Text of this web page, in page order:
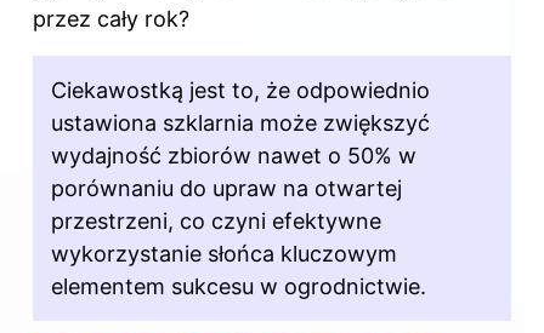
przez cały rok?
Ciekawostką jest to, że odpowiednio
ustawiona szklarnia może zwiększyć
wydajność zbiorów nawet o 50% w
porównaniu do upraw na otwartej
przestrzeni, co czyni efektywne
wykorzystanie słońca kluczowym
elementem sukcesu w ogrodnictwie.